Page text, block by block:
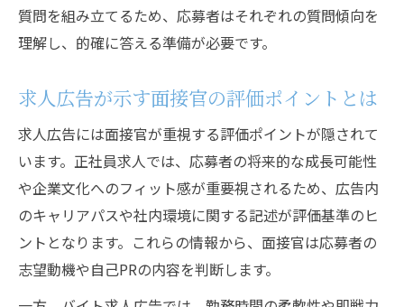
質問を組み立てるため、応募者はそれぞれの質問傾向を
理解し、的確に答える準備が必要です。
求人広告が示す面接官の評価ポイントとは
求人広告には面接官が重視する評価ポイントが隠されて
います。正社員求人では、応募者の将来的な成長可能性
や企業文化へのフィット感が重要視されるため、広告内
のキャリアパスや社内環境に関する記述が評価基準のヒ
ントとなります。これらの情報から、面接官は応募者の
志望動機や自己PRの内容を判断します。